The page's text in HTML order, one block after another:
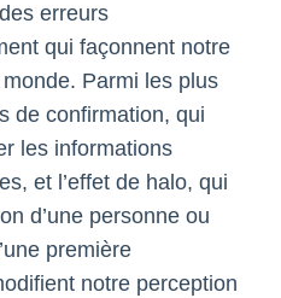
erreurs
qui façonnent notre
Parmi les plus
de confirmation, qui
les informations
et l’effet de halo, qui
d’une personne ou
première
notre perception